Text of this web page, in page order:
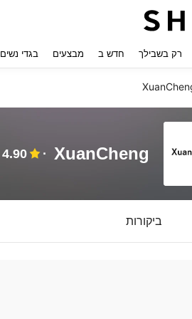
רק בשבילך חדש ב מבצעים בגדי נשים
XuanCheng
4.90
ביקורות